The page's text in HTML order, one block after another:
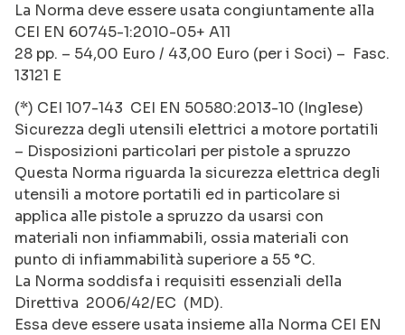
La Norma deve essere usata congiuntamente alla
CEI EN 60745-1:2010-05+ A11
28 pp. – 54,00 Euro / 43,00 Euro (per i Soci) – Fasc.
13121 E
(*) CEI 107-143 CEI EN 50580:2013-10 (Inglese)
Sicurezza degli utensili elettrici a motore portatili
– Disposizioni particolari per pistole a spruzzo
Questa Norma riguarda la sicurezza elettrica degli
utensili a motore portatili ed in particolare si
applica alle pistole a spruzzo da usarsi con
materiali non infiammabili, ossia materiali con
punto di infiammabilità superiore a 55 °C.
La Norma soddisfa i requisiti essenziali della
Direttiva 2006/42/EC (MD).
Essa deve essere usata insieme alla Norma CEI EN